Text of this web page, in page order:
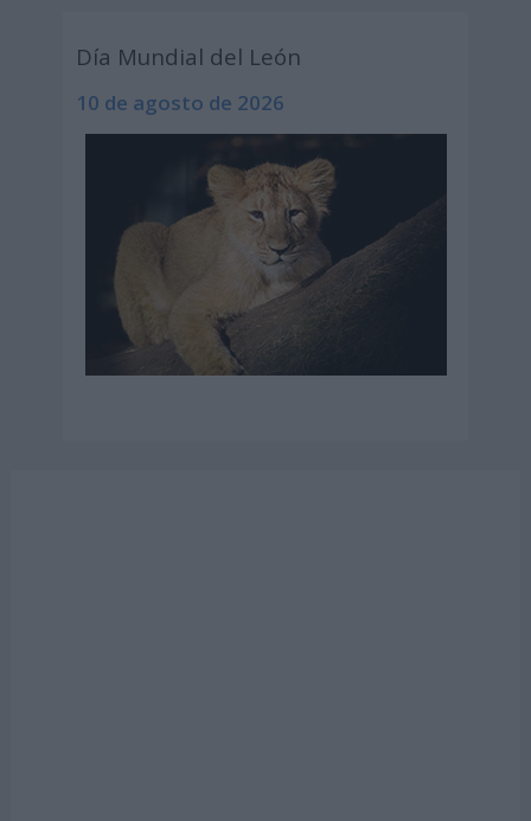
Día Mundial del León
10 de agosto de 2026